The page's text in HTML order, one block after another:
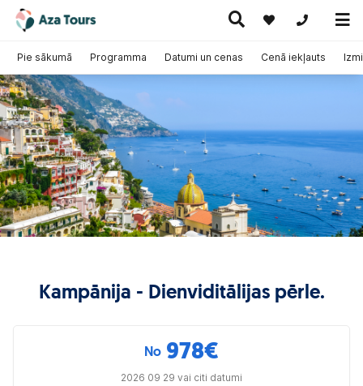
+371
ceļojumi
Ceļojumi
pa Eiropu
(ar
lidmašīnu)
Kruīzi
piedāvājumi
Kampānija - Dienviditālijas pērle.
Pie sākumā Programma Datumi un cenas Cenā iekļauts
No 978€
2026 09 29 vai citi datumi